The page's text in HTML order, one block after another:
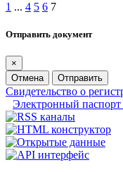
1 ... 4 5 6 7
Отправить документ
×
Отмена
Отправить
Свидетельство о
Электронный